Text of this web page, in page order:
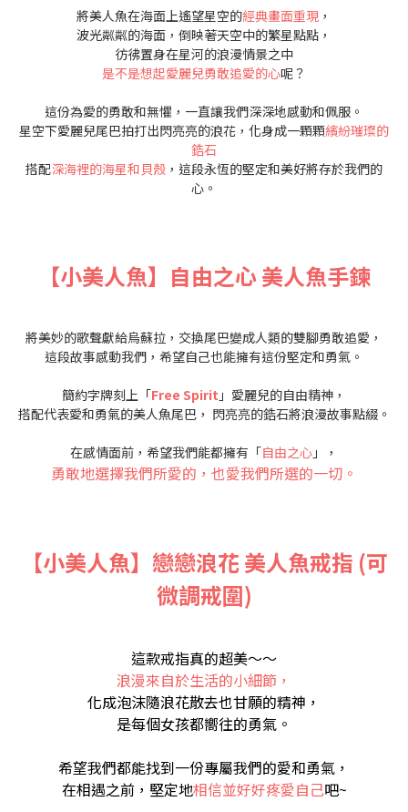
將美人魚在海面上遙望星空的經典畫面重現 ，
波光粼粼的海面，倒映著天空中的繁星點點，
彷彿置身在星河的浪漫情景之中
是不是想起愛麗兒勇敢追愛的心呢？
這份為愛的勇敢和無懼，一直讓我們深深地感動和佩服。
星空下愛麗兒尾巴拍打出閃亮亮的浪花，化身成一顆顆繽紛璀璨的
鋯石
搭配深海裡的海星和貝殼 ，這段永恆的堅定和美好將存於我們的
心。
【小美人魚】自由之心 美人魚手鍊
將美妙的歌聲獻給烏蘇拉，交換尾巴變成人類的雙腳勇敢追愛，
這段故事感動我們，希望自己也能擁有這份堅定和勇氣。
簡約字牌刻上「Free Spirit 」愛麗兒的自由精神，
搭配代表愛和勇氣的美人魚尾巴， 閃亮亮的鋯石將浪漫故事點綴。
在感情面前，希望我們能都擁有「自由之心 」，
勇敢地選擇我們所愛的，也愛我們所選的一切。
【小美人魚】戀戀浪花 美人魚戒指 (可
微調戒圍)
這款戒指真的超美～～
浪漫來自於生活的小細節，
化成泡沫隨浪花散去也甘願的精神，
是每個女孩都嚮往的勇氣。
希望我們都能找到一份專屬我們的愛和勇氣，
在相遇之前，堅定地相信並好好疼愛自己吧~